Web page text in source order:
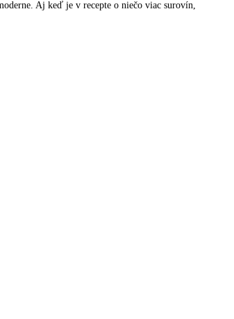
Aj keď je v recepte o niečo viac surovín,